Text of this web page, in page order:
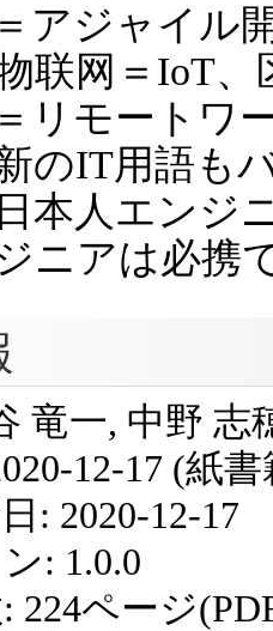
アジャイル
联网＝IoT
リモートワ
のIT用語も
本人エンジ
ニアは必携
竜一, 中野 志
12-17 (紙書
: 2020-12-17
: 1.0.0
224ページ